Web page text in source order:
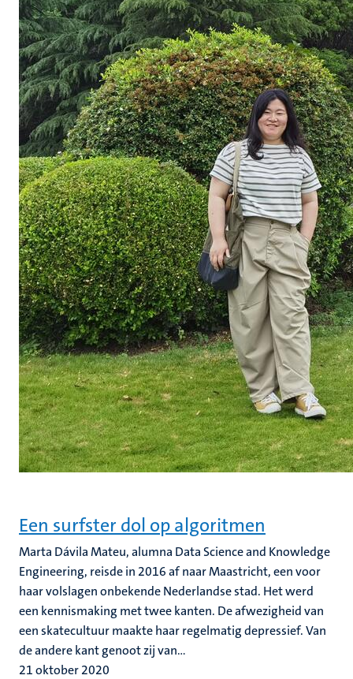
Een surfster dol op algoritmen
Marta Dávila Mateu, alumna Data Science and Knowledge
Engineering, reisde in 2016 af naar Maastricht, een voor
haar volslagen onbekende Nederlandse stad. Het werd
een kennismaking met twee kanten. De afwezigheid van
een skatecultuur maakte haar regelmatig depressief. Van
de andere kant genoot zij van...
21 oktober 2020